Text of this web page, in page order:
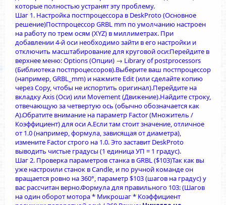
которые полностью устранят эту проблему.
Шаг 1. Настройка постпроцессора в DeskProto (Основное
решение)Постпроцессор GRBL mm по умолчанию настроен
на работу по трем осям (XYZ) в миллиметрах. При
добавлении 4-й оси необходимо зайти в его настройки и
отключить масштабирование для круговой оси:Перейдите в
верхнее меню: Options (Опции) → Library of postprocessors
(Библиотека постпроцессоров).Выберите ваш постпроцессор
(например, GRBL_mm) и нажмите Edit (или сделайте копию
через Copy, чтобы не испортить оригинал).Перейдите на
вкладку Axis (Оси) или Movement (Движение).Найдите строку,
отвечающую за четвертую ось (обычно обозначается как
A).Обратите внимание на параметр Factor (Множитель /
Коэффициент) для оси A.Если там стоит значение, отличное
от 1.0 (например, формула, зависящая от диаметра),
измените Factor строго на 1.0. Это заставит DeskProto
выводить чистые градусы (1 единица УП = 1 градус).
Шаг 2. Проверка параметров станка в GRBL ($103)Так как вы
уже настроили станок в Candle, и по ручной команде он
вращается ровно на 360°, параметр $103 (шагов на градус) у
вас рассчитан верно.Формула для правильного 103: (Шагов
на один оборот мотора * Микрошаг * Коэффициент